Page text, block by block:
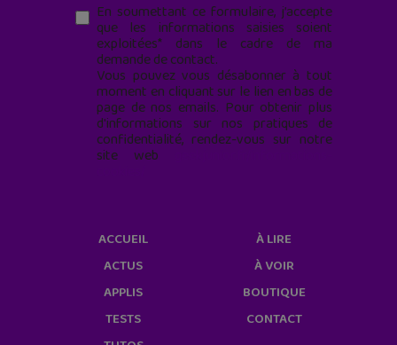
En soumettant ce formulaire, j’accepte
que les informations saisies soient
exploitées* dans le cadre de ma
demande de contact.
Vous pouvez vous désabonner à tout
moment en cliquant sur le lien en bas de
page de nos emails. Pour obtenir plus
d'informations sur nos pratiques de
confidentialité, rendez-vous sur notre
site web
ACCUEIL
ACTUS
APPLIS
TESTS
À LIRE
À VOIR
BOUTIQUE
CONTACT